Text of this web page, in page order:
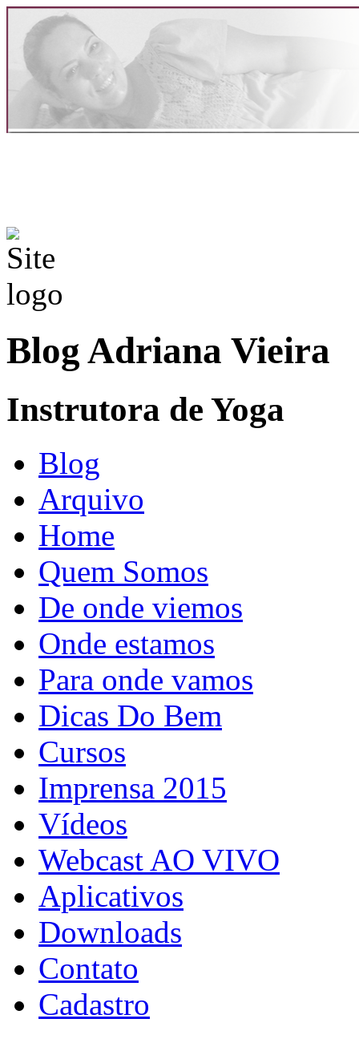
Blog Adriana Vieira
Instrutora de Yoga
Blog
Arquivo
Home
Quem Somos
De onde viemos
Onde estamos
Para onde vamos
Dicas Do Bem
Cursos
Imprensa 2015
Vídeos
Webcast AO VIVO
Aplicativos
Downloads
Contato
Cadastro